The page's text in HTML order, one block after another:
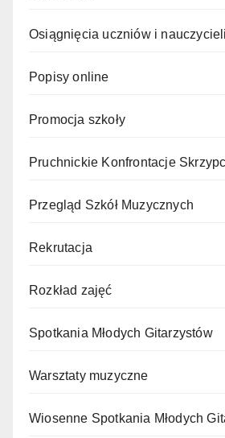
Osiągnięcia uczniów i nauczycieli
Popisy online
Promocja szkoły
Pruchnickie Konfrontacje
Przegląd Szkół Muzycznych
Rekrutacja
Rozkład zajęć
Spotkania Młodych Gitarzystów
Warsztaty muzyczne
Wiosenne Spotkania Młodych